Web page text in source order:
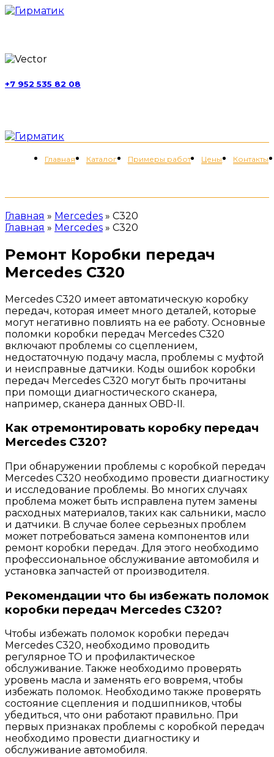
+7 952 535 82 08
Главная Каталог Примеры работ Цены Контакты
Главная » Mercedes » C320
Главная » Mercedes » C320
Ремонт Коробки передач
Mercedes C320
Mercedes C320 имеет автоматическую коробку
передач, которая имеет много деталей, которые
могут негативно повлиять на ее работу. Основные
поломки коробки передач Mercedes C320
включают проблемы со сцеплением,
недостаточную подачу масла, проблемы с муфтой
и неисправные датчики. Коды ошибок коробки
передач Mercedes C320 могут быть прочитаны
при помощи диагностического сканера,
например, сканера данных OBD-II.
Как отремонтировать коробку передач
Mercedes C320?
При обнаружении проблемы с коробкой передач
Mercedes C320 необходимо провести диагностику
и исследование проблемы. Во многих случаях
проблема может быть исправлена путем замены
расходных материалов, таких как сальники, масло
и датчики. В случае более серьезных проблем
может потребоваться замена компонентов или
ремонт коробки передач. Для этого необходимо
профессиональное обслуживание автомобиля и
установка запчастей от производителя.
Рекомендации что бы избежать поломок
коробки передач Mercedes C320?
Чтобы избежать поломок коробки передач
Mercedes C320, необходимо проводить
регулярное ТО и профилактическое
обслуживание. Также необходимо проверять
уровень масла и заменять его вовремя, чтобы
избежать поломок. Необходимо также проверять
состояние сцепления и подшипников, чтобы
убедиться, что они работают правильно. При
первых признаках проблемы с коробкой передач
необходимо провести диагностику и
обслуживание автомобиля.